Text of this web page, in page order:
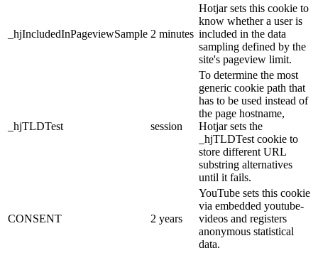
_hjIncludedInPageviewSample 2 minutes
Hotjar sets this cookie to
know whether a user is
included in the data
sampling defined by the
site's pageview limit.
_hjTLDTest session
To determine the most
generic cookie path that
has to be used instead of
the page hostname,
Hotjar sets the
_hjTLDTest cookie to
store different URL
substring alternatives
until it fails.
CONSENT 2 years
YouTube sets this cookie
via embedded youtube-
videos and registers
anonymous statistical
data.